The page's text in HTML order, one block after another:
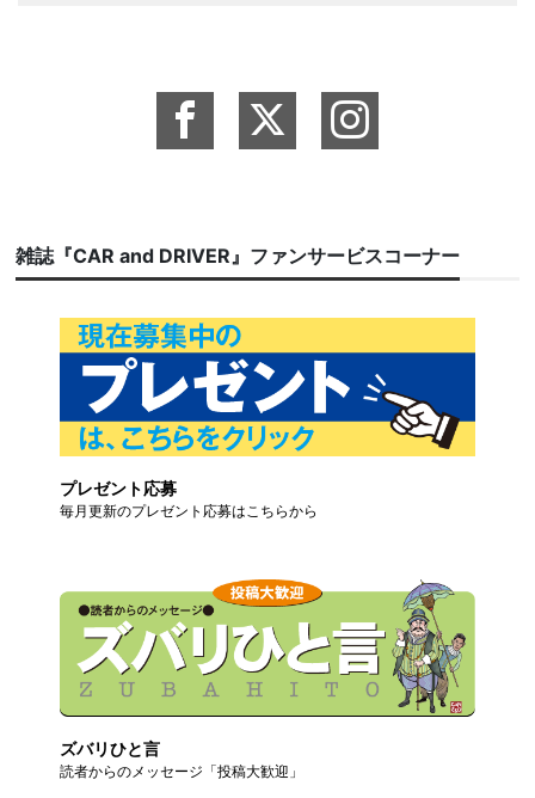
雑誌『CAR and DRIVER』ファンサービスコーナー
プレゼント応募
毎月更新のプレゼント応募はこちらから
ズバリひと言
読者からのメッセージ「投稿大歓迎」